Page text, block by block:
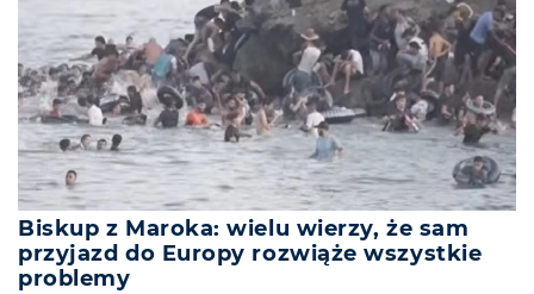
Biskup z Maroka: wielu wierzy, że sam
przyjazd do Europy rozwiąże wszystkie
problemy